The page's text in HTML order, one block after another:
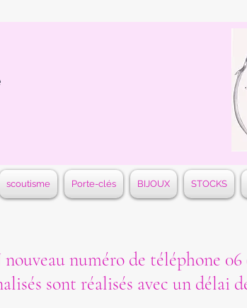
scoutisme Porte-clés BIJOUX STOCKS
numéro de téléphone 06
sont réalisés avec un délai